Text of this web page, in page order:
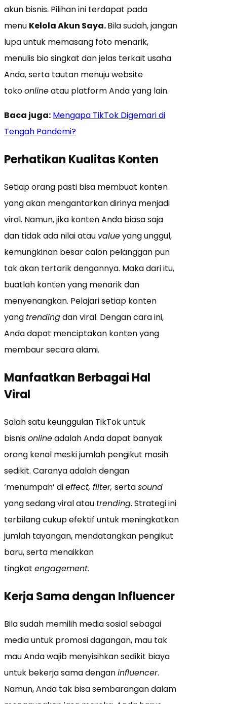
akun bisnis. Pilihan ini terdapat pada
menu Kelola Akun Saya.Bila sudah, jangan
lupa untuk memasang foto menarik,
menulis bio singkat dan jelas terkait usaha
Anda, serta tautan menuju website
tokoonlineatau platform Anda yang lain.
Baca juga: Mengapa TikTok Digemari di
Tengah Pandemi?
Perhatikan Kualitas Konten
Setiap orang pasti bisa membuat konten
yang akan mengantarkan dirinya menjadi
viral. Namun, jika konten Anda biasa saja
dan tidak ada nilai atau valueyang unggul,
kemungkinan besar calon pelanggan pun
tak akan tertarik dengannya. Maka dari itu,
buatlah konten yang menarik dan
menyenangkan. Pelajari setiap konten
yang trendingdan viral. Dengan cara ini,
Anda dapat menciptakan konten yang
membaur secara alami.
Manfaatkan Berbagai Hal
Viral
Salah satu keunggulan TikTok untuk
bisnisonlineadalah Anda dapat banyak
orang kenal meski jumlah pengikut masih
sedikit. Caranya adalah dengan
‘menumpah’ dieffect, filter, sertasound
yang sedang viral atau trending. Strategi ini
terbilang cukup efektif untuk meningkatkan
jumlah tayangan, mendatangkan pengikut
baru, serta menaikkan
tingkat engagement.
Kerja Sama dengan Influencer
Bila sudah memilih media sosial sebagai
media untuk promosi dagangan, mau tak
mau Anda wajib menyisihkan sedikit biaya
untuk bekerja sama denganinfluencer.
Namun, Anda tak bisa sembarangan dalam